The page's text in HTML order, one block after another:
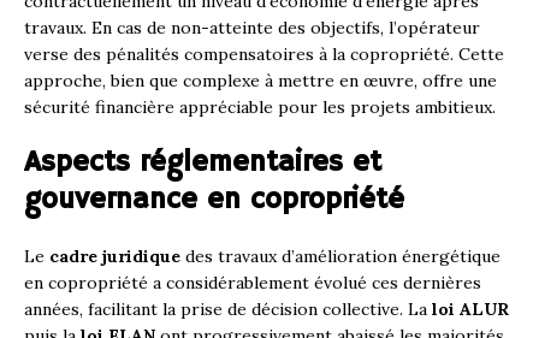
travaux. En cas de non-atteinte des objectifs, l’opérateur
verse des pénalités compensatoires à la copropriété. Cette
approche, bien que complexe à mettre en œuvre, offre une
sécurité financière appréciable pour les projets ambitieux.
Aspects réglementaires et
gouvernance en copropriété
Le cadre juridique des travaux d’amélioration énergétique
en copropriété a considérablement évolué ces dernières
années, facilitant la prise de décision collective. La loi ALUR